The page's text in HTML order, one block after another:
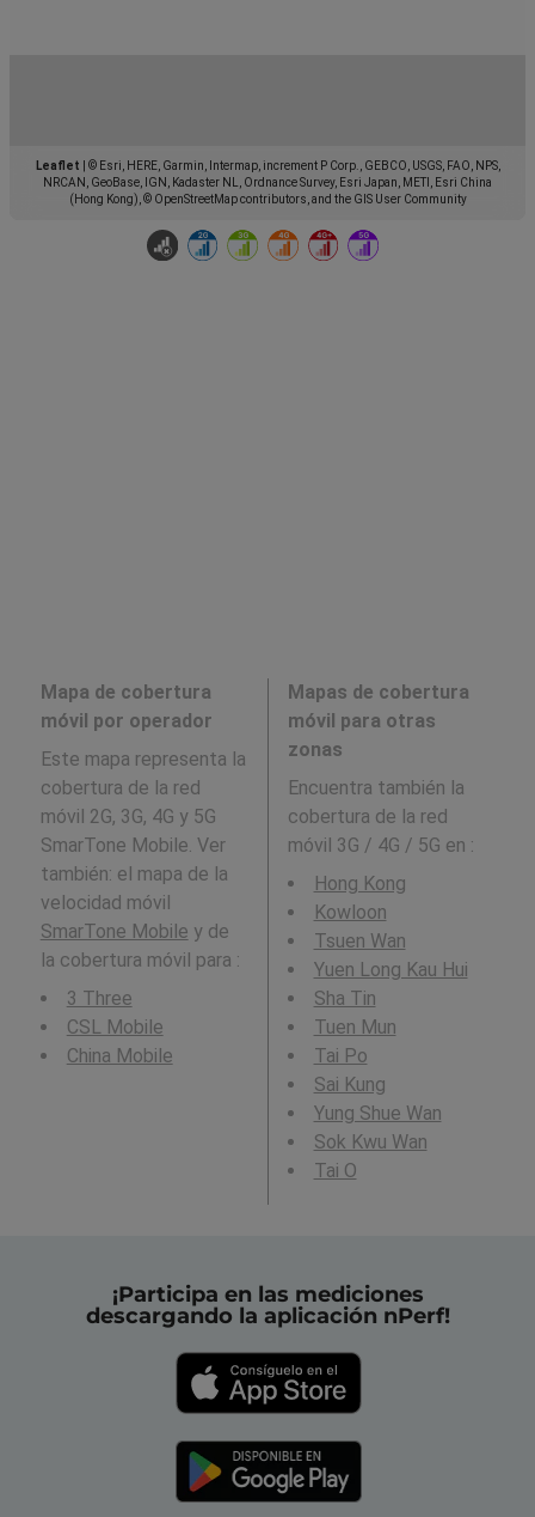
Leaflet
© Esri, HERE, Garmin, Intermap, increment P Corp., GEBCO, USGS, FAO, NPS,
NRCAN, GeoBase, IGN, Kadaster NL, Ordnance Survey, Esri Japan, METI, Esri China
(Hong Kong), © OpenStreetMap contributors, and the GIS User Community
Mapa de cobertura
móvil por operador
Este mapa representa la
cobertura de la red
móvil 2G, 3G, 4G y 5G
SmarTone Mobile. Ver
también: el mapa de la
velocidad móvil
SmarTone Mobile y de
la cobertura móvil para :
3 Three
CSL Mobile
China Mobile
Mapas de cobertura
móvil para otras
zonas
Encuentra también la
cobertura de la red
móvil 3G / 4G / 5G en :
Hong Kong
Kowloon
Tsuen Wan
Yuen Long Kau Hui
Sha Tin
Tuen Mun
Tai Po
Sai Kung
Yung Shue Wan
Sok Kwu Wan
Tai O
¡Participa en las mediciones
descargando la aplicación nPerf!